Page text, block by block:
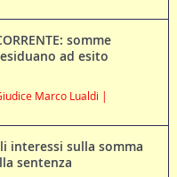
somme
ad esito
Marco Lualdi |
interessi sulla somma
sentenza